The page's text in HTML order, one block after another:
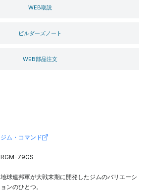
WEB取説
ビルダーズノート
WEB部品注文
ジム・コマンド
RGM-79GS
地球連邦軍が大戦末期に開発したジムのバリエーシ
ョンのひとつ。